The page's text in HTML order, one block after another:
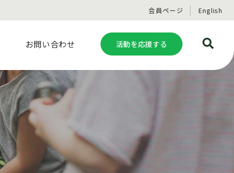
お問い合わせ 活動を応援する
会員ページ English